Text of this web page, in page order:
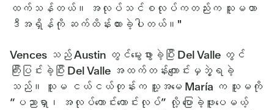
ထက်သန်တယ်။ အလုပ်သင်စလုပ်ကတည်းက သူမဟာ
ဒီအရှိန်ကို ဆက်ထိန်းထားခဲ့ပါတယ်။"
Vences သည် Austin တွင်မွေးဖွားခဲ့ပြီး Del Valle တွင်
ကြီးပြင်းခဲ့ပြီး Del Valle အထက်တန်းကျောင်းမှဘွဲ့ရခဲ့
သည်။ သူမ ငယ်ငယ်တုန်းက သူ့အမေ María က သူမကို
“ပညာရှာ၊ အလုပ်ကောင်းကောင်းလုပ်” လို့ ပြောခဲ့ဖူးပေမယ့်